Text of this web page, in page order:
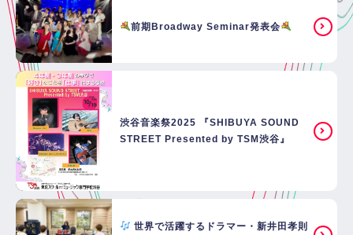
前期Broadway Seminar発表会
渋谷音楽祭2025 『SHIBUYA SOUND
STREET Presented by TSM渋谷』
世界で活躍するドラマー・新井田孝則